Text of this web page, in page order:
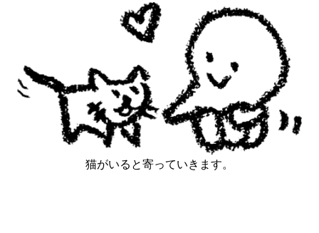
猫がいると寄っていきます。